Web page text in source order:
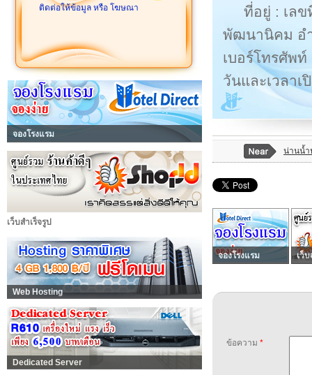
ติดต่อให้ข้อมูล หรือ โฆษณา
จองโรงแรม
เว็บสำเร็จรูป
Web Hosting
Dedicated Server
ที่อยู่ : เล
พัฒนานิคม อ
เบอร์โทรศัพท์
วันและเวลา
น่านน้ำ
จองโรงแรม เว็บ
ข้อความ *